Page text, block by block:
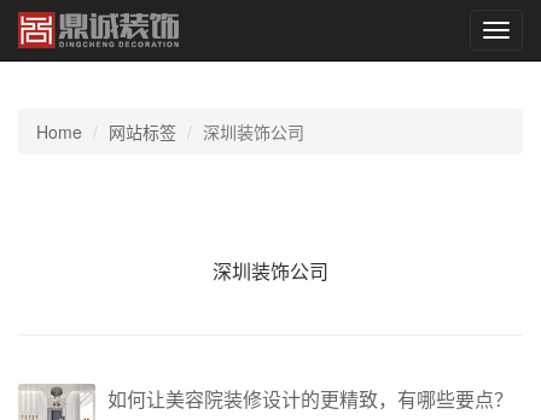
切
换
Home 网站标签 深圳装饰公司
深圳装饰公司
如何让美容院装修设计的更精致，有哪些要点？